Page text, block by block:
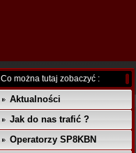
Co można tutaj zobaczyć :
Aktualności
Jak do nas trafić ?
Operatorzy SP8KBN